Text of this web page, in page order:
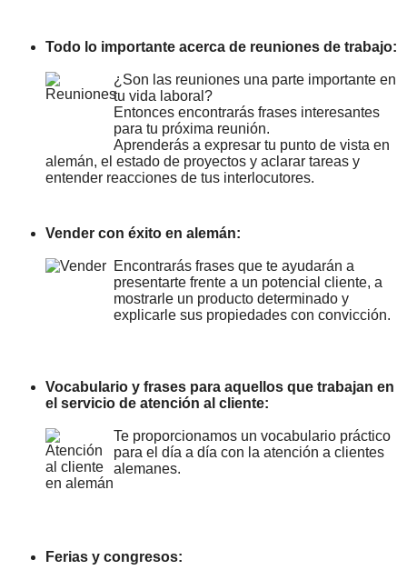
Todo lo importante acerca de reuniones de trabajo:
¿Son las reuniones una parte importante en
tu vida laboral?
Entonces encontrarás frases interesantes
para tu próxima reunión.
Aprenderás a expresar tu punto de vista en
alemán, el estado de proyectos y aclarar tareas y
entender reacciones de tus interlocutores.
Vender con éxito en alemán:
Encontrarás frases que te ayudarán a
presentarte frente a un potencial cliente, a
mostrarle un producto determinado y
explicarle sus propiedades con convicción.
Vocabulario y frases para aquellos que trabajan en
el servicio de atención al cliente:
Te proporcionamos un vocabulario práctico
para el día a día con la atención a clientes
alemanes.
Ferias y congresos: